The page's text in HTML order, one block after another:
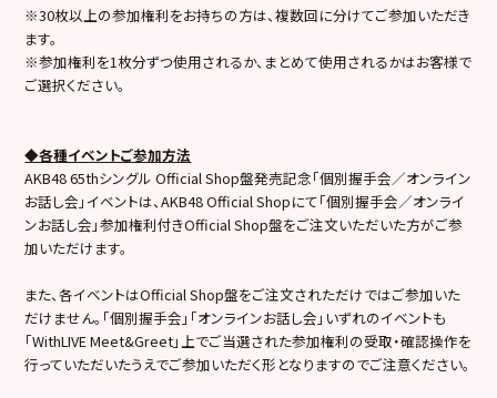
※30枚以上の参加権利をお持ちの方は、複数回に分けてご参加いただき
ます。
※参加権利を1枚分ずつ使用されるか、まとめて使用されるかはお客様で
ご選択ください。
◆各種イベントご参加方法
AKB48 65thシングル Official Shop盤発売記念「個別握手会／オンライン
お話し会」イベントは、AKB48 Official Shopにて「個別握手会／オンライ
ンお話し会」参加権利付きOfficial Shop盤をご注文いただいた方がご参
加いただけます。
また、各イベントはOfficial Shop盤をご注文されただけではご参加いた
だけません。「個別握手会」「オンラインお話し会」いずれのイベントも
「WithLIVE Meet&Greet」上でご当選された参加権利の受取・確認操作を
行っていただいたうえでご参加いただく形となりますのでご注意ください。